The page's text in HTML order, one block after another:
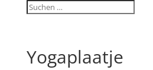
Yogaplaatje